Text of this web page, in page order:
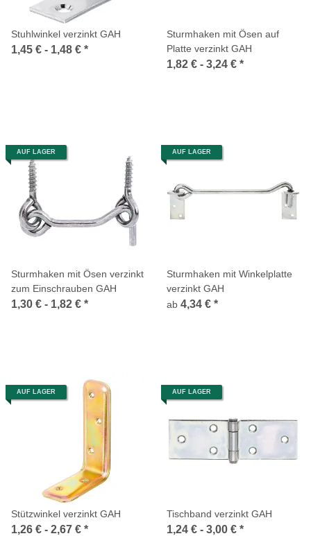
Stuhlwinkel verzinkt GAH
1,45 € - 1,48 € *
Sturmhaken mit Ösen auf
Platte verzinkt GAH
1,82 € - 3,24 € *
AUF LAGER
Sturmhaken mit Ösen verzinkt
zum Einschrauben GAH
1,30 € - 1,82 € *
AUF LAGER
Sturmhaken mit Winkelplatte
verzinkt GAH
ab 4,34 € *
AUF LAGER
Stützwinkel verzinkt GAH
1,26 € - 2,67 € *
AUF LAGER
Tischband verzinkt GAH
1,24 € - 3,00 € *